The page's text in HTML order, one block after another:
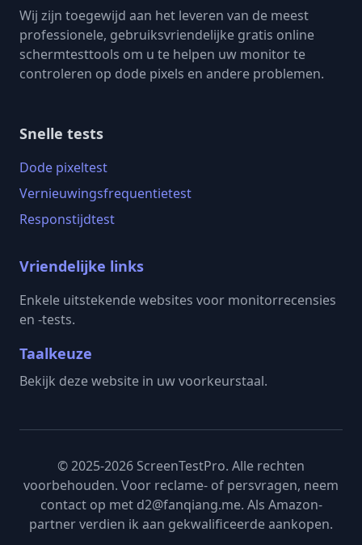
Wij zijn toegewijd aan het leveren van de meest
professionele, gebruiksvriendelijke gratis online
schermtesttools om u te helpen uw monitor te
controleren op dode pixels en andere problemen.
Snelle tests
Dode pixeltest
Vernieuwingsfrequentietest
Responstijdtest
Vriendelijke links
Enkele uitstekende websites voor monitorrecensies
en -tests.
Taalkeuze
Bekijk deze website in uw voorkeurstaal.
© 2025-2026 ScreenTestPro. Alle rechten
voorbehouden. Voor reclame- of persvragen, neem
contact op met d2@fanqiang.me. Als Amazon-
partner verdien ik aan gekwalificeerde aankopen.